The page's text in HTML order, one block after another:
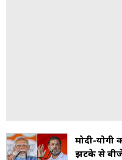
मोदी-योगी
झटके से